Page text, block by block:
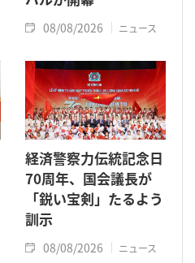
08/08/2026 ニュース
経済警察力伝統記念日
70周年、国会議長が
「鋭い宝剣」たるよう
訓示
08/08/2026 ニュース